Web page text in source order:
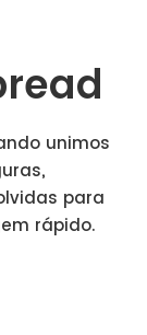
unimos
para
rápido.